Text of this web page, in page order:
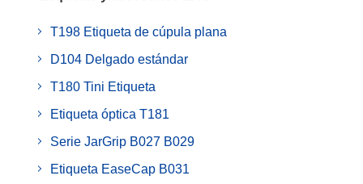
T198 Etiqueta de cúpula plana
D104 Delgado estándar
T180 Tini Etiqueta
Etiqueta óptica T181
Serie JarGrip B027 B029
Etiqueta EaseCap B031